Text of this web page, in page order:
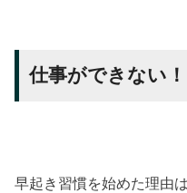
仕事ができない！
早起き習慣を始めた理由